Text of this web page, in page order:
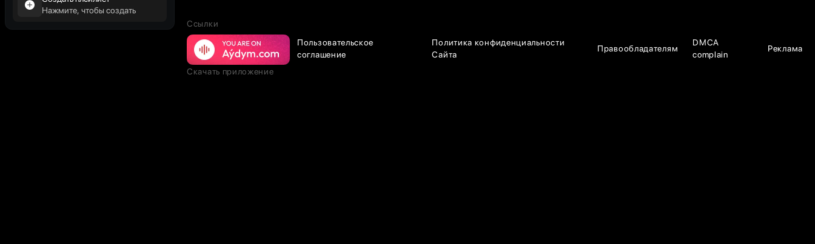
Нажмите, чтобы создать
Ссылки
Пользовательское
соглашение
Политика конфиденциальности
Сайта
Правообладателям
DMCA
complain
Реклама
Скачать приложение